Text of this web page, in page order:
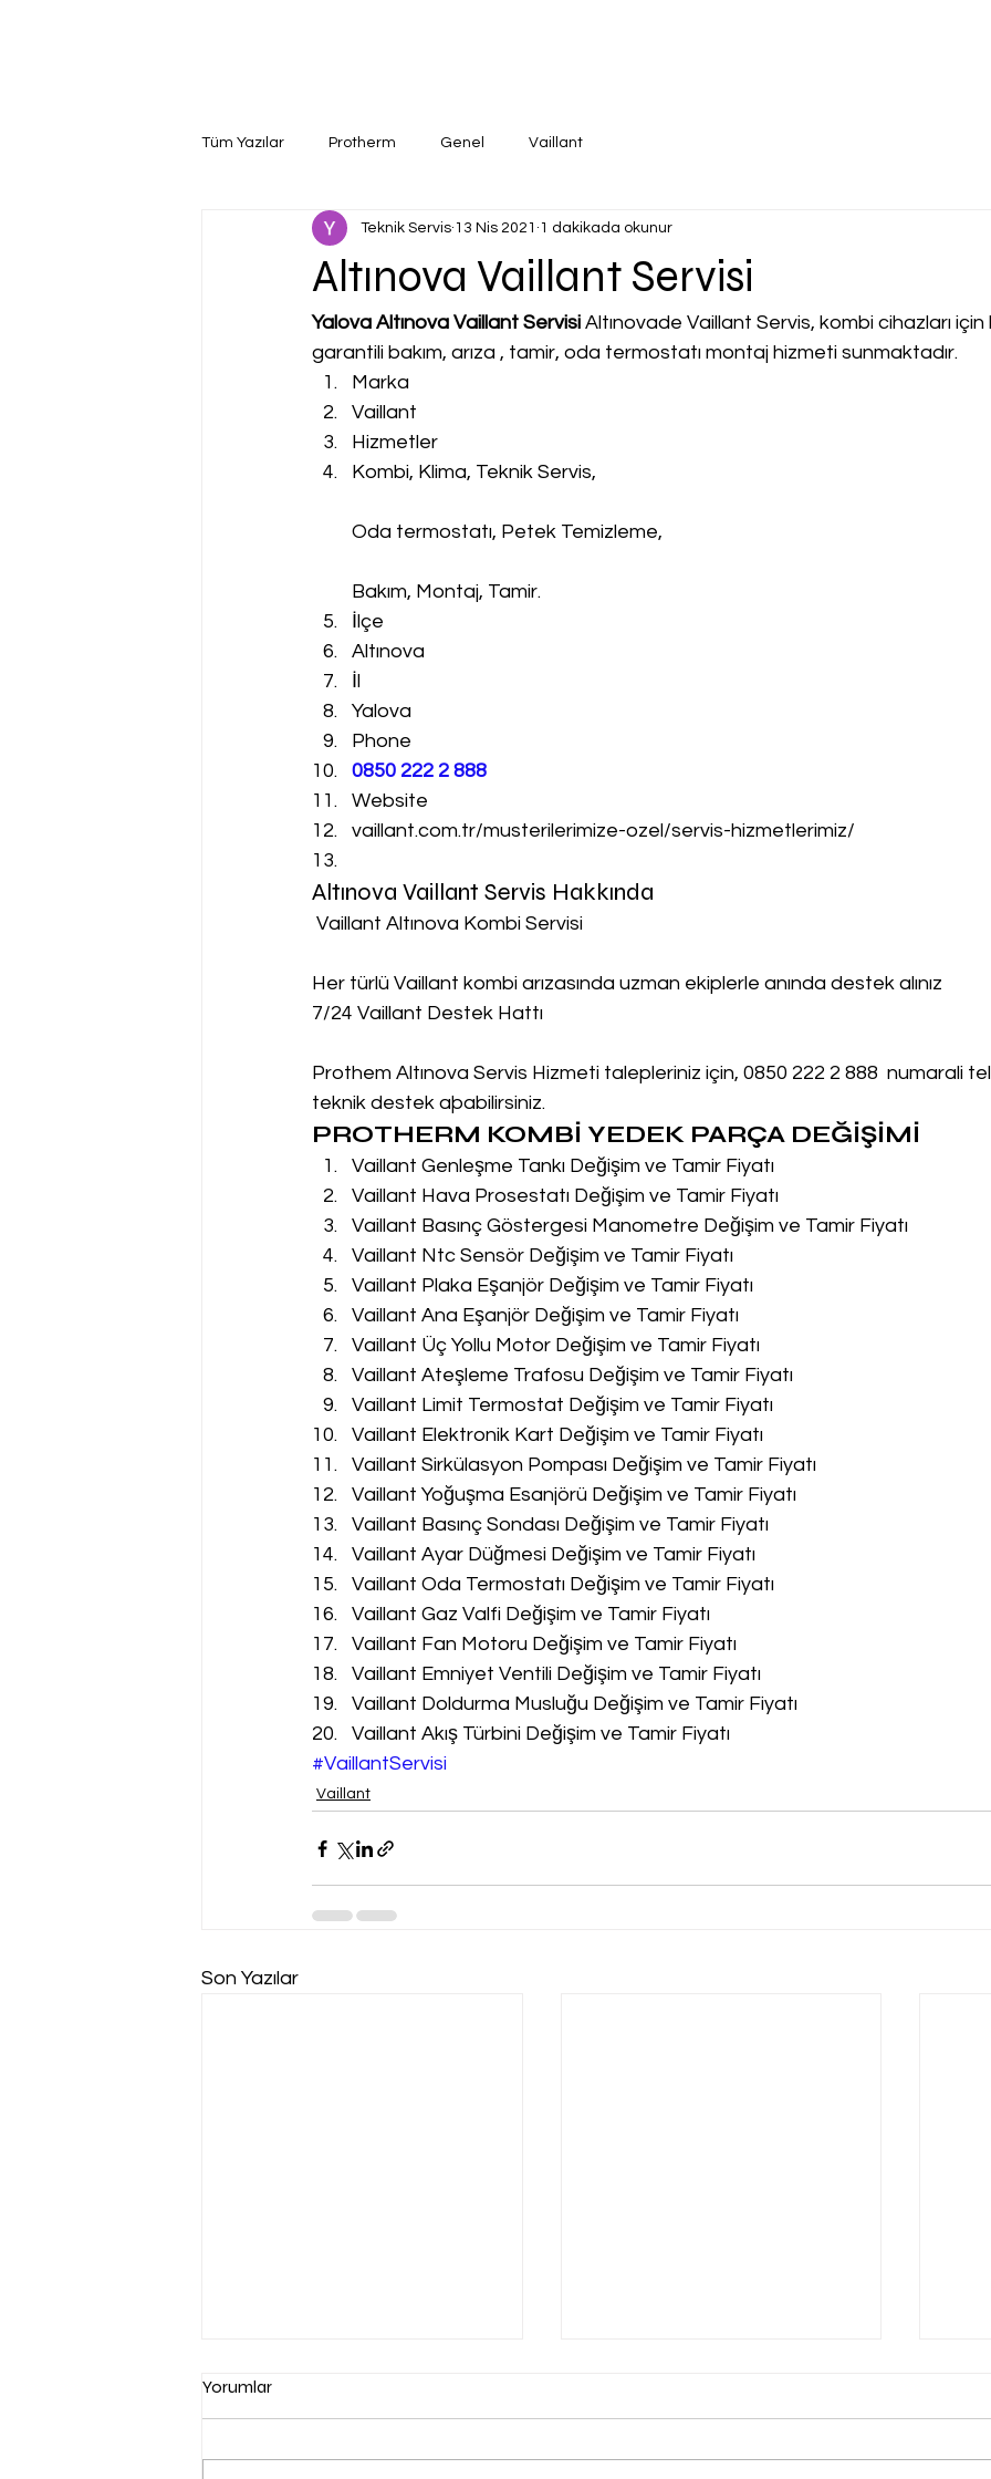
Tüm Yazılar Protherm Genel Vaillant
Altınova Vaillant Servisi
Teknik Servis 13 Nis 2021 1 dakikada okunur
Yalova Altınova Vaillant Servisi Altınovade Vaillant Servis, kombi cihazları için
garantili bakım, arıza , tamir, oda termostatı montaj hizmeti sunmaktadır.
Marka
Vaillant
Hizmetler
Kombi, Klima, Teknik Servis,
Oda termostatı, Petek Temizleme,
Bakım, Montaj, Tamir.
İlçe
Altınova
İl
Yalova
Phone
0850 222 2 888
Website
vaillant.com.tr/musterilerimize-ozel/servis-hizmetlerimiz/
Altınova Vaillant Servis Hakkında
Vaillant Altınova Kombi Servisi
Her türlü Vaillant kombi arızasında uzman ekiplerle anında destek alınız
7/24 Vaillant Destek Hattı
Prothem Altınova Servis Hizmeti talepleriniz için, 0850 222 2 888  numarali
teknik destek aþabilirsiniz.
PROTHERM KOMBİ YEDEK PARÇA DEĞİŞİMİ
Vaillant Genleşme Tankı Değişim ve Tamir Fiyatı
Vaillant Hava Prosestatı Değişim ve Tamir Fiyatı
Vaillant Basınç Göstergesi Manometre Değişim ve Tamir Fiyatı
Vaillant Ntc Sensör Değişim ve Tamir Fiyatı
Vaillant Plaka Eşanjör Değişim ve Tamir Fiyatı
Vaillant Ana Eşanjör Değişim ve Tamir Fiyatı
Vaillant Üç Yollu Motor Değişim ve Tamir Fiyatı
Vaillant Ateşleme Trafosu Değişim ve Tamir Fiyatı
Vaillant Limit Termostat Değişim ve Tamir Fiyatı
Vaillant Elektronik Kart Değişim ve Tamir Fiyatı
Vaillant Sirkülasyon Pompası Değişim ve Tamir Fiyatı
Vaillant Yoğuşma Esanjörü Değişim ve Tamir Fiyatı
Vaillant Basınç Sondası Değişim ve Tamir Fiyatı
Vaillant Ayar Düğmesi Değişim ve Tamir Fiyatı
Vaillant Oda Termostatı Değişim ve Tamir Fiyatı
Vaillant Gaz Valfi Değişim ve Tamir Fiyatı
Vaillant Fan Motoru Değişim ve Tamir Fiyatı
Vaillant Emniyet Ventili Değişim ve Tamir Fiyatı
Vaillant Doldurma Musluğu Değişim ve Tamir Fiyatı
Vaillant Akış Türbini Değişim ve Tamir Fiyatı
#VaillantServisi
Vaillant
Son Yazılar
Yorumlar